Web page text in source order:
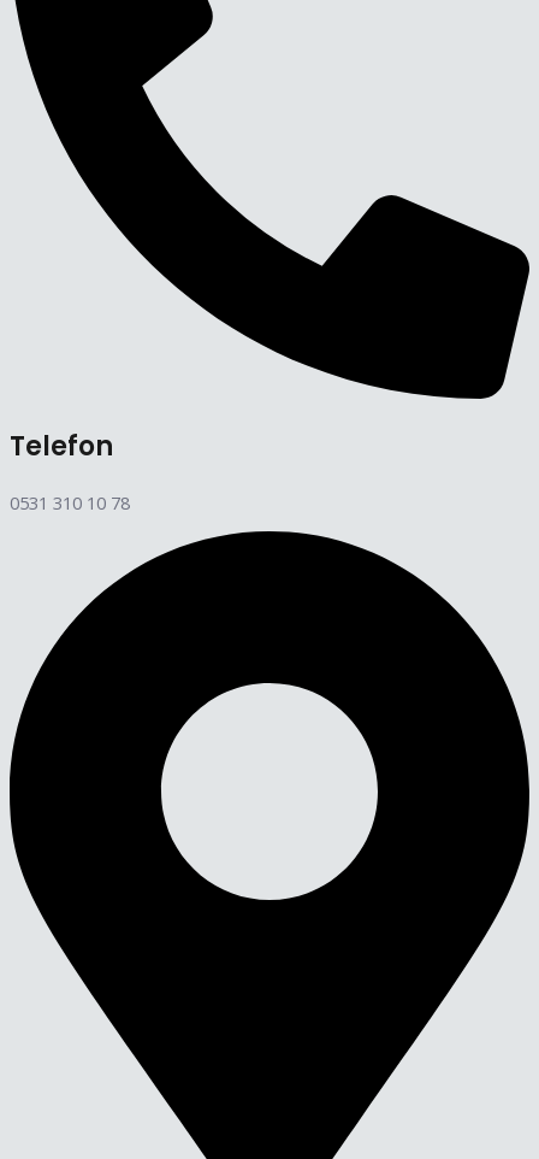
Telefon
0531 310 10 78